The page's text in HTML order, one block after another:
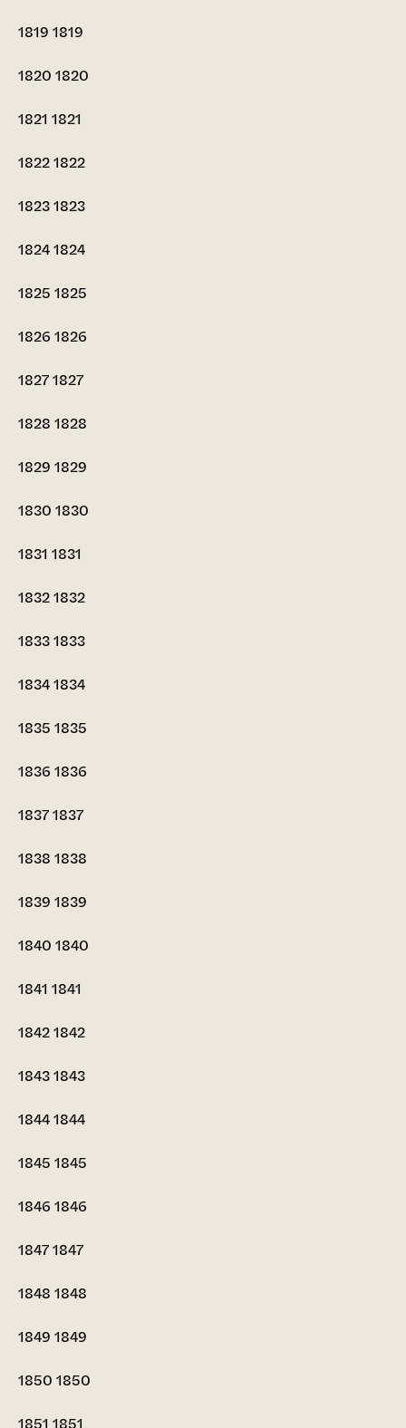
1819 1819
1820 1820
1821 1821
18221822
18231823
18241824
1825 1825
1826 1826
18271827
1828 1828
1829 1829
1830 1830
1831 1831
18321832
18331833
18341834
1835 1835
1836 1836
18371837
1838 1838
1839 1839
1840 1840
1841 1841
18421842
18431843
18441844
1845 1845
1846 1846
18471847
1848 1848
1849 1849
1850 1850